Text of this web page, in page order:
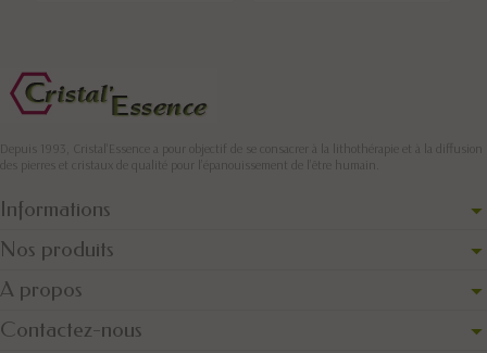
Depuis 1993, Cristal'Essence a pour objectif de se consacrer à la lithothérapie et à la diffusion
des pierres et cristaux de qualité pour l’épanouissement de l’être humain.
Informations
Nos produits
A propos
Contactez-nous